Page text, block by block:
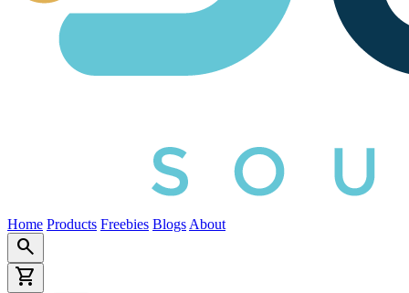
Home Products Freebies Blogs About
search
shopping_cart